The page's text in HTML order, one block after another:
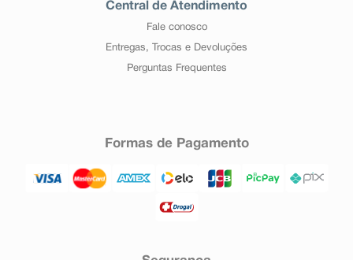
Central de Atendimento
Fale conosco
Entregas, Trocas e Devoluções
Perguntas Frequentes
Formas de Pagamento